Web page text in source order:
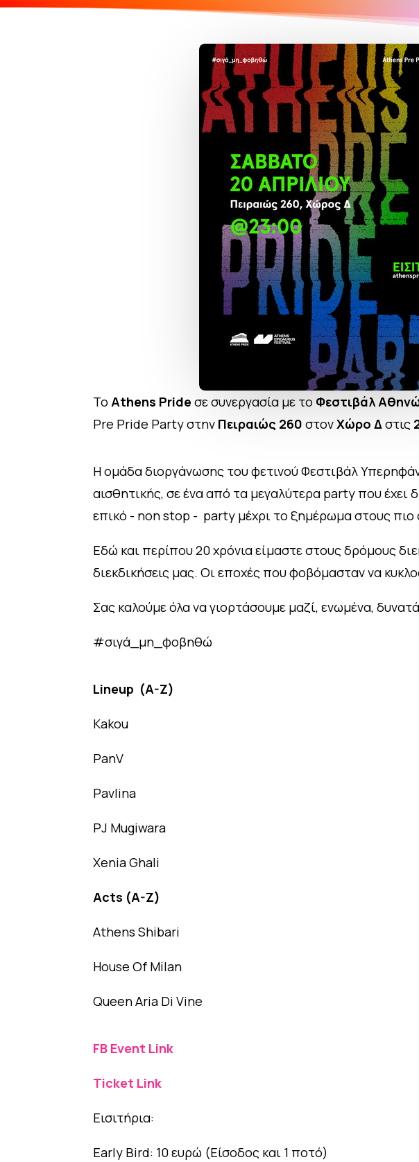
ΤοAthens Prideσε συνεργασία με το Φεστιβάλ
Pre Pride Party στην Πειραιώς 260 στονΧώρο Δστις
Η ομάδα διοργάνωσης του φετινού Φεστιβάλ
αισθητικής, σε ένα από τα μεγαλύτερα party που
επικό - non stop - party μέχρι το ξημέρωμα στους
Εδώ και περίπου 20 χρόνια είμαστε στους δρόμους
διεκδικήσεις μας. Οι εποχές που φοβόμασταν να
Σας καλούμε όλα να γιορτάσουμε μαζί, ενωμένα,
#σιγά_μη_φοβηθώ
Lineup (A-Z)
Kakou
PanV
Pavlina
PJ Mugiwara
Xenia Ghali
Acts (A-Z)
Athens Shibari
House Of Milan
Queen Aria Di Vine
FB Event Link
Ticket Link
Εισιτήρια:
Early Bird: 10 ευρώ (Είσοδος και 1 ποτό)